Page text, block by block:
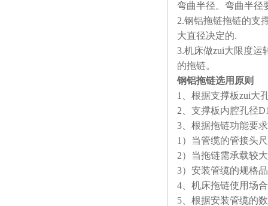
弯曲半径。弯曲半径
2.钢铝拖链拖链的支
大直径决定的.
3.机床做zui大限度运
的拖链。
钢铝拖链选用原则
1
、根据支撑板zui大
2 、支撑板内腔孔径
3 、根据拖链功能要
1 ）当管缆的管接头
2）当拖链需承载较
3）安装管缆的规格
4 、机床拖链使用场
5 、根据安装管缆的